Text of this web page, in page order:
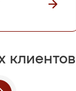
клиентов